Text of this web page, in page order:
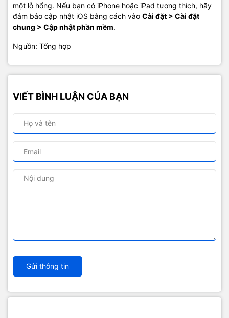
một lỗ hổng. Nếu bạn có iPhone hoặc iPad tương thích, hãy
đảm bảo cập nhật iOS bằng cách vào Cài đặt > Cài đặt
chung > Cập nhật phần mềm.
Nguồn: Tổng hợp
VIẾT BÌNH LUẬN CỦA BẠN
Gửi thông tin